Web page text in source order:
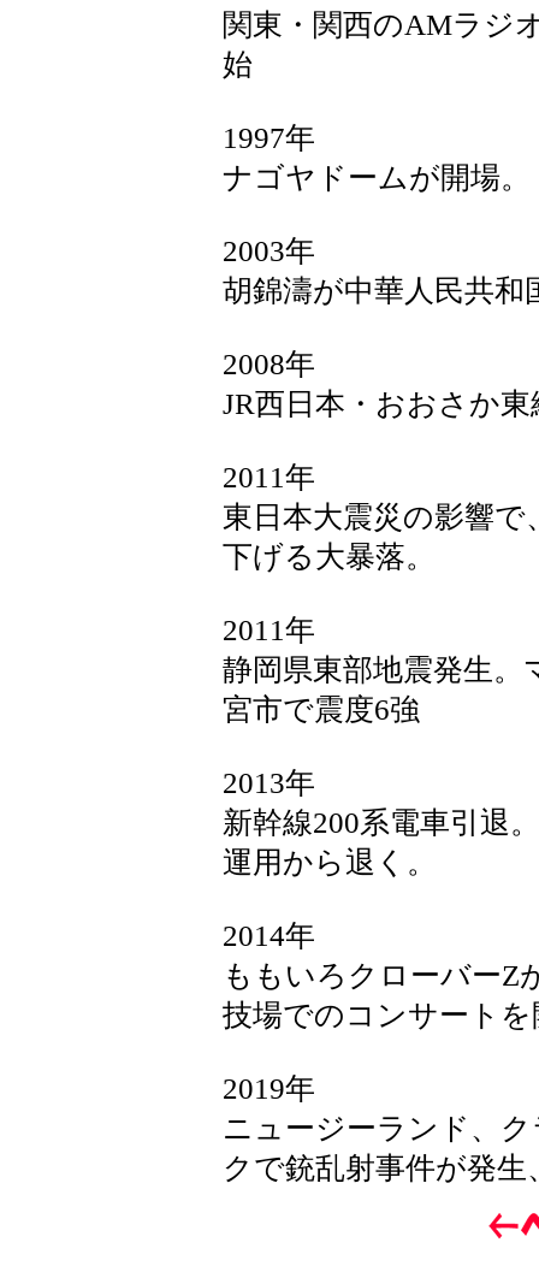
関東・関西のAMラジ
始
1997年
ナゴヤドームが開場。
2003年
胡錦濤が中華人民共和
2008年
JR西日本・おおさか
2011年
東日本大震災の影響で
下げる大暴落。
2011年
静岡県東部地震発生。
宮市で震度6強
2013年
新幹線200系電車引退
運用から退く。
2014年
ももいろクローバーZ
技場でのコンサートを
2019年
ニュージーランド、
クで銃乱射事件が発生